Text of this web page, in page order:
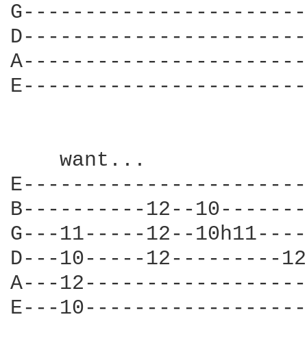
want...
B----------12--
G---11-----12--
D---10-----
A---
E---